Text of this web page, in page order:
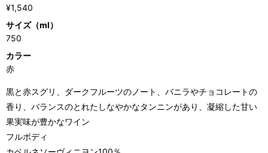
¥1,540
サイズ（ml）
750
カラー
赤
黒と赤スグリ、ダークフルーツのノート、バニラやチョコレートの
香り、バランスのとれたしなやかなタンニンがあり、凝縮した甘い
果実味が豊かなワイン
フルボディ